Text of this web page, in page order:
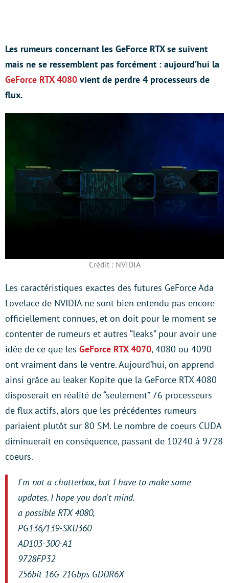
Les rumeurs concernant les GeForce RTX se suivent
mais ne se ressemblent pas forcément : aujourd’hui la
GeForce RTX 4080 vient de perdre 4 processeurs de
flux.
Crédit : NVIDIA
Les caractéristiques exactes des futures GeForce Ada
Lovelace de NVIDIA ne sont bien entendu pas encore
officiellement connues, et on doit pour le moment se
contenter de rumeurs et autres “leaks” pour avoir une
idée de ce que les GeForce RTX 4070, 4080 ou 4090
ont vraiment dans le ventre. Aujourd’hui, on apprend
ainsi grâce au leaker Kopite que la GeForce RTX 4080
disposerait en réalité de “seulement” 76 processeurs
de flux actifs, alors que les précédentes rumeurs
pariaient plutôt sur 80 SM. Le nombre de coeurs CUDA
diminuerait en conséquence, passant de 10240 à 9728
coeurs.
I'm not a chatterbox, but I have to make some
updates. I hope you don't mind.
a possible RTX 4080,
PG136/139-SKU360
AD103-300-A1
9728FP32
256bit 16G 21Gbps GDDR6X